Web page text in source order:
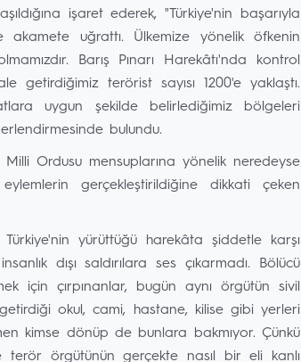
işaret ederek, "Türkiye'nin başarıyla
akamete uğrattı. Ülkemize yönelik öfkenin
Barış Pınarı Harekâtı'nda kontrol
getirdiğimiz terörist sayısı 1200'e yaklaştı.
uygun şekilde belirlediğimiz bölgeleri
bulundu.
Milli Ordusu mensuplarına yönelik neredeyse
gerçekleştirildiğine dikkati çeken
Türkiye'nin yürüttüğü harekâta şiddetle karşı
dışı saldırılara ses çıkarmadı. Bölücü
için çırpınanlar, bugün aynı örgütün sivil
okul, cami, hastane, kilise gibi yerleri
kimse dönüp de bunlara bakmıyor. Çünkü
terör örgütünün gerçekte nasıl bir eli kanlı